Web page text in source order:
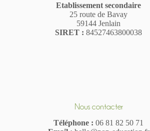
Etablissement secondaire
25 route de Bavay
59144 Jenlain
SIRET : 84527463800038
Nous contacter
Téléphone : 06 81 82 50 71